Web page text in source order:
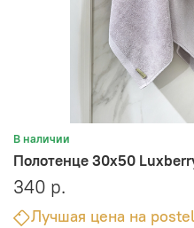
В наличии
Полотенце 30x50
340 р.
Лучшая цена на